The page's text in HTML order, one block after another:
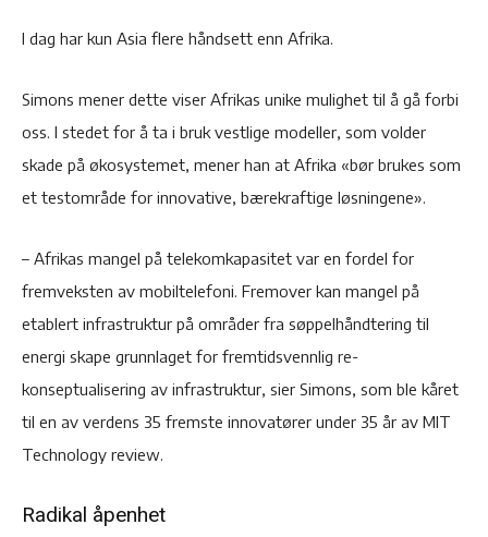
I dag har kun Asia flere håndsett enn Afrika.
Simons mener dette viser Afrikas unike mulighet til å gå forbi
oss. I stedet for å ta i bruk vestlige modeller, som volder
skade på økosystemet, mener han at Afrika «bør brukes som
et testområde for innovative, bærekraftige løsningene».
– Afrikas mangel på telekomkapasitet var en fordel for
fremveksten av mobiltelefoni. Fremover kan mangel på
etablert infrastruktur på områder fra søppelhåndtering til
energi skape grunnlaget for fremtidsvennlig re-
konseptualisering av infrastruktur, sier Simons, som ble kåret
til en av verdens 35 fremste innovatører under 35 år av MIT
Technology review.
Radikal åpenhet